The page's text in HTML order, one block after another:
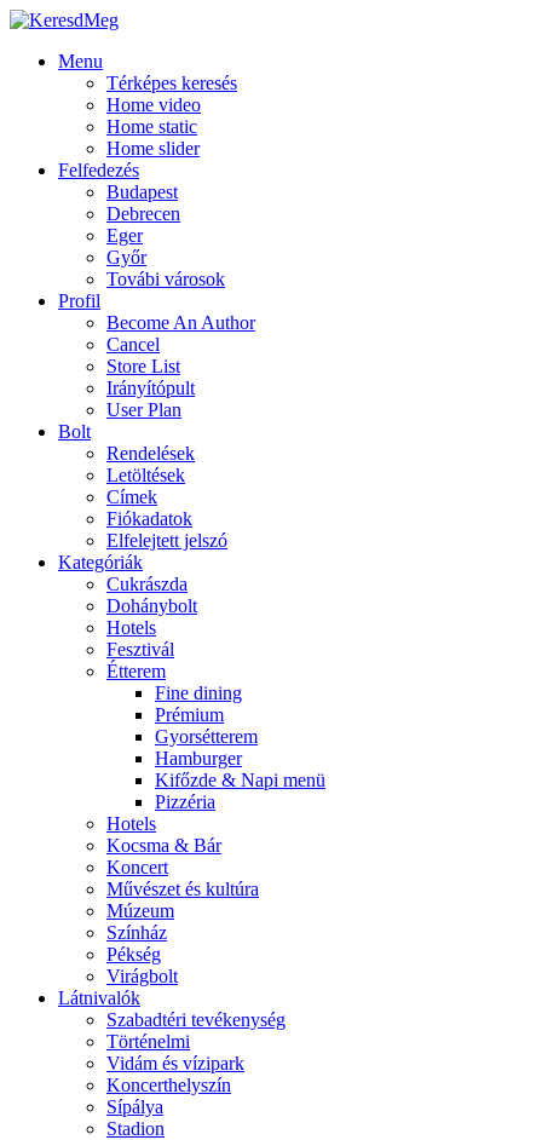
Menu
Térképes keresés
Home video
Home static
Home slider
Felfedezés
Budapest
Debrecen
Eger
Győr
Továbi városok
Profil
Become An Author
Cancel
Store List
Irányítópult
User Plan
Bolt
Rendelések
Letöltések
Címek
Fiókadatok
Elfelejtett jelszó
Kategóriák
Cukrászda
Dohánybolt
Hotels
Fesztivál
Étterem
Fine dining
Prémium
Gyorsétterem
Hamburger
Kifőzde & Napi menü
Pizzéria
Hotels
Kocsma & Bár
Koncert
Művészet és kultúra
Múzeum
Színház
Pékség
Virágbolt
Látnivalók
Szabadtéri tevékenység
Történelmi
Vidám és vízipark
Koncerthelyszín
Sípálya
Stadion